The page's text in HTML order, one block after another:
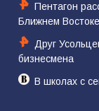
Пентагон
Ближнем Востоке
Друг
бизнесмена
В школах с